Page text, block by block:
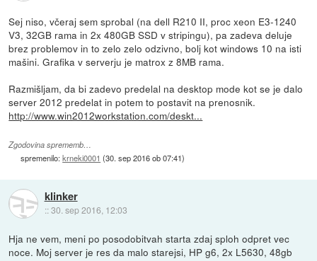
Sej niso, včeraj sem sprobal (na dell R210 II, proc xeon E3-1240
V3, 32GB rama in 2x 480GB SSD v stripingu), pa zadeva deluje
brez problemov in to zelo zelo odzivno, bolj kot windows 10 na isti
mašini. Grafika v serverju je matrox z 8MB rama.
Razmišljam, da bi zadevo predelal na desktop mode kot se je dalo
server 2012 predelat in potem to postavit na prenosnik.
http://www.win2012workstation.com/deskt...
Zgodovina sprememb…
spremenilo:krneki0001 (30. sep 2016 ob 07:41)
klinker
::30. sep 2016, 12:03
Hja ne vem, meni po posodobitvah starta zdaj sploh odpret vec
noce. Moj server je res da malo starejsi, HP g6, 2x L5630, 48gb